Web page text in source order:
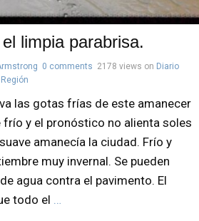
limpia parabrisa.
0 comments 2178 views on Diario
Región
las gotas frías de este amanecer
frío y el pronóstico no alienta soles
amanecía la ciudad. Frío y
muy invernal. Se pueden
agua contra el pavimento. El
todo el …